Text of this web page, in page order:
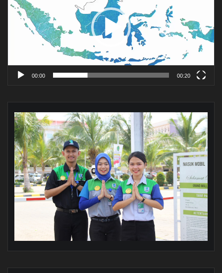
00:00 00:20